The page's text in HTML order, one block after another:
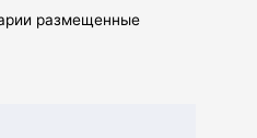
размещенные